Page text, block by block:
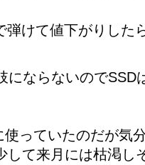
弾けて値下がりした
にならないのでSSD
っていたのだが気
して来月には枯渇し